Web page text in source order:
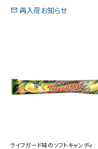
再入荷お知らせ
ライフガード味のソフトキャンディ